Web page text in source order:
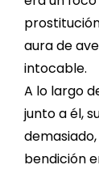
aura de
intocable.
A lo largo
junto a él,
bendición